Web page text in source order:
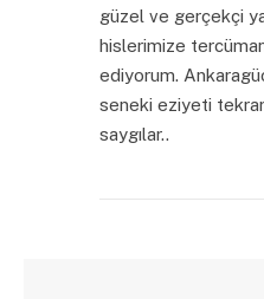
güzel ve gerçekçi
hislerimize
ediyorum.
seneki eziyeti
saygılar..